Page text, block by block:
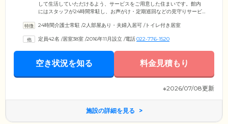
して生活していただけるよう、サービスをご用意した住まいです。館内
にはスタッフが24時間常駐し、お声がけ・定期巡回などの見守りサービ
活を幅広くサポートします。ホームがあるのは、利便性と豊かな自然を
公園」など散策スポットが充実しています。ほかにも大型の商業施設や
銀行、郵便局などが揃う便利なエリアです。四季の移り変わりを感じな
24時間介護士常駐 /2人部屋あり・夫婦入居可 /トイレ付き居室
定員42名 /居室38室 /2016年11月設立 /電話022-776-1520
空き状況を知る 料金見積もり
※2026/07/08更新
施設の詳細を見る